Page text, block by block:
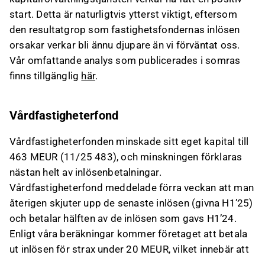
Detta innehåll är skapat av AI. Du kan lämna feedback
om det på Inderesforum.
start. Detta är naturligtvis ytterst viktigt, eftersom
den resultatgrop som fastighetsfondernas inlösen
orsakar verkar bli ännu djupare än vi förväntat oss.
Vår omfattande analys som publicerades i somras
finns tillgänglig här.
Vårdfastigheterfond
Vårdfastigheterfonden minskade sitt eget kapital till
463 MEUR (11/25 483), och minskningen förklaras
nästan helt av inlösenbetalningar.
Vårdfastigheterfond meddelade förra veckan att man
återigen skjuter upp de senaste inlösen (givna H1’25)
och betalar hälften av de inlösen som gavs H1’24.
Enligt våra beräkningar kommer företaget att betala
ut inlösen för strax under 20 MEUR, vilket innebär att